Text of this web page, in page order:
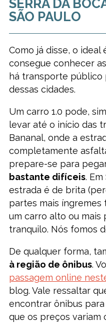
SERRA DA
SÃO PAULO
Como já disse, o ideal
consegue conhecer
há transporte público
dessas cidades.
Um carro 1.0 pode,
levar até o início das
Bananal, onde a
completamente
prepare-se para
bastante difíceis.
estrada é de brita
partes mais íngremes
um carro alto ou mais
tranquilo. Nós fomos
De qualquer forma,
à região de ônibus.
passagem online
blog. Vale ressaltar
encontrar ônibus
que os preços variam